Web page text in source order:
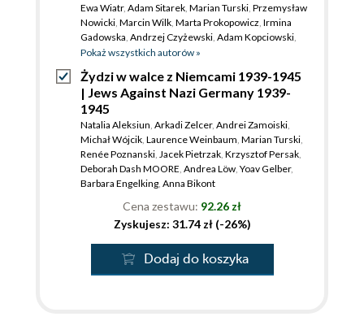
Ewa Wiatr, Adam Sitarek Marian Turski Przemysław
Nowicki Marcin Wilk Marta Prokopowicz Irmina
Gadowska Andrzej Czyżewski Adam Kopciowski
Sławomir Poleszak,Dariusz Libionka
Łucja Pawlicka-Nowak ,Monika Polit, Piotr Litka,
Zdzisław Lorek,Grzegorz Pawlikowski,Marcin Kula
Jacek Walicki
Andrzej Grzegorczyk,Bartłomiej Grzanka,
Sylweriusz B. Królak,Aleksandra Kasznik-Christian
Marta Tomczok,Joanna Tokarska-Bakir,Michał
Sobelman,Joanna Gubała-Czyżewska,Zofia
Wóycicka,Krzysztof Persak,Justyna Kowalska-
Grądzka-Rejak,Ewa Teleżyńska-Sawicka
Borowicz,Andrzej Żbikowski,Agnieszka Żółkiewska
Agnieszka Haska,Alicja Podbielska
Pokaż wszystkich autorów »
Żydzi w walce z Niemcami 1939-1945
| Jews Against Nazi Germany 1939-
1945
Natalia Aleksiun Arkadi Zelcer, Andrei Zamoiski
Michał Wójcik Laurence Weinbaum Marian Turski
Renée Poznanski Jacek Pietrzak Krzysztof Persak
Deborah Dash MOORE Andrea Löw Yoav Gelber,
Barbara Engelking Anna Bikont
Cena zestawu: 92.26 zł
Zyskujesz: 31.74 zł (-26%)
Dodaj do koszyka